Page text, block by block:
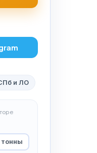
и ЛО
тонны